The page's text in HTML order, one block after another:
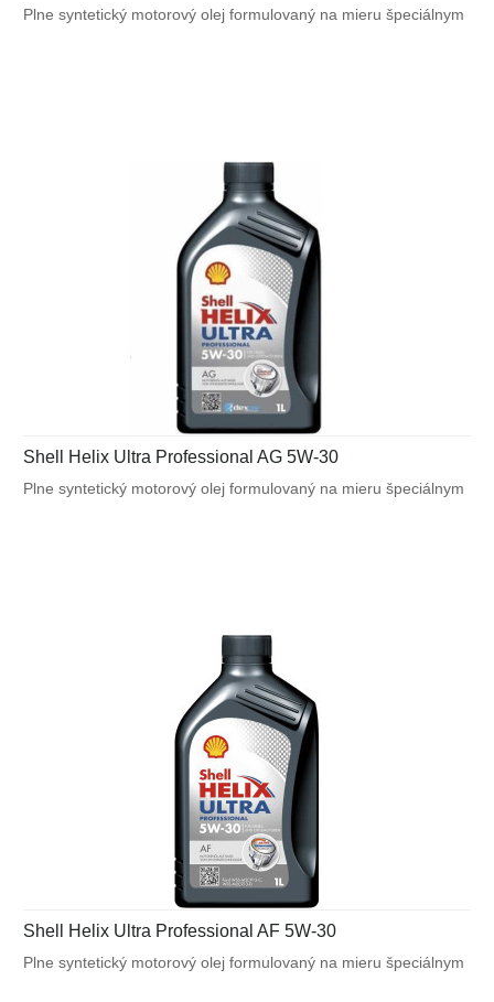
Plne syntetický motorový olej formulovaný na mieru špeciálnym
Shell Helix Ultra Professional AG 5W-30
Plne syntetický motorový olej formulovaný na mieru špeciálnym
Shell Helix Ultra Professional AF 5W-30
Plne syntetický motorový olej formulovaný na mieru špeciálnym